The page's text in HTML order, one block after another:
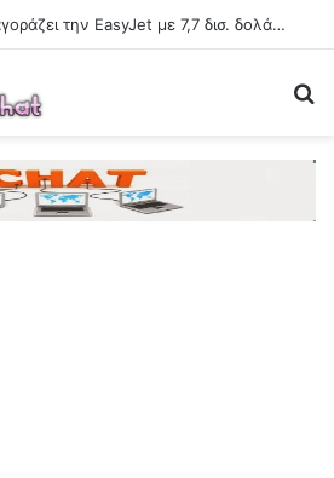
Η Apollo Global εξαγοράζει την EasyJet με 7,7 δισ. δολάρια